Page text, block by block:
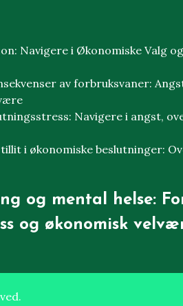
Navigere i Økonomiske Valg
av forbruksvaner:
Navigere i angst,
i økonomiske beslutninger:
og mental helse:
og økonomisk